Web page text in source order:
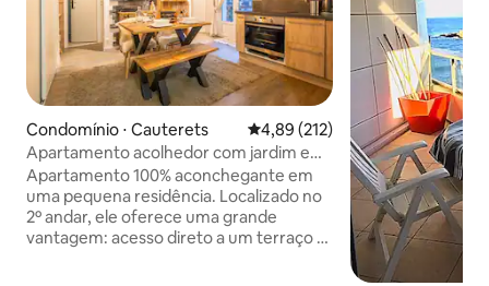
Condomínio ⋅ Cauterets 4,89 de uma avaliação média de
4,89 (212)
Apartamento acolhedor com jardim em
Cauterets
Apartamento 100% aconchegante em
uma pequena residência. Localizado no
2º andar, ele oferece uma grande
vantagem: acesso direto a um terraço e